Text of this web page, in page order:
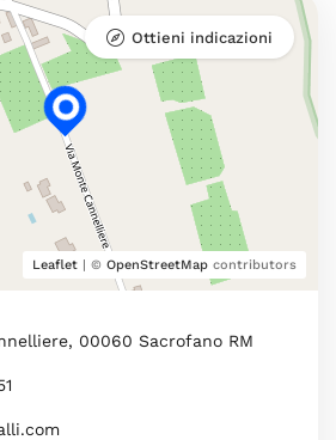
Leaflet | © OpenStreetMap contributors
Ottieni indicazioni
00060 Sacrofano RM